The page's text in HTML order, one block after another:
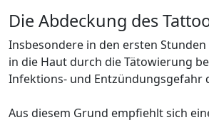
Die Abdeckung des
Insbesondere in den ersten
in die Haut durch die Tätowierung
Infektions- und Entzündungsgefahr
Aus diesem Grund empfiehlt sich